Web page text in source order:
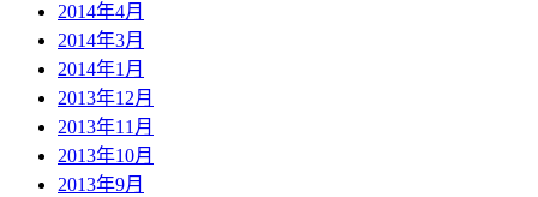
2014年4月
2014年3月
2014年1月
2013年12月
2013年11月
2013年10月
2013年9月